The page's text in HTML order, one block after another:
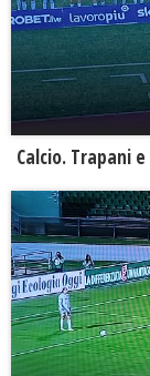
Calcio. Trapani